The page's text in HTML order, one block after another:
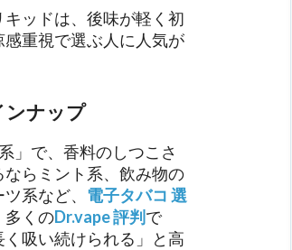
ッドは、後味が軽く初
重視で選ぶ人に人気が
ンナップ​
」で、香料のしつこさ
らミント系、飲み物の
系など、 電子タバコ 選
多くのDr.vape 評判 で
吸い続けられる」と高